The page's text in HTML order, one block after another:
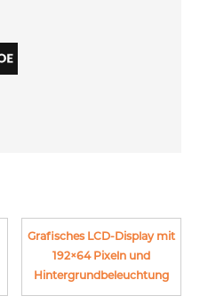
Grafisches LCD-Display mit
192×64 Pixeln und
Hintergrundbeleuchtung